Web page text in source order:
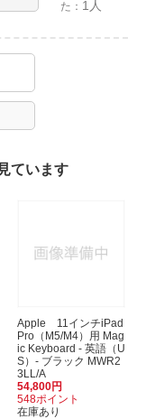
た： 1人
ています
Apple 11インチiPad
Pro（M5/M4）用 Mag
ic Keyboard - 英語（U
S）- ブラック MWR2
3LL/A
54,800円
548ポイント
在庫あり